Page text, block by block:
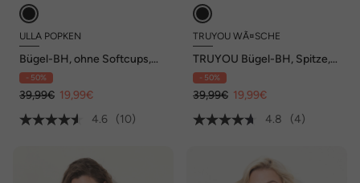
ULLA POPKEN
Bügel-BH, ohne Softcups,
Satin, Spitze, Cup C - F
- 50%
39,99€ 19,99€
4.6
(10)
TRUYOU WÃ¤SCHE
TRUYOU Bügel-BH, Spitze,
Softcups, Cup B - E
- 50%
39,99€ 19,99€
4.8
(4)